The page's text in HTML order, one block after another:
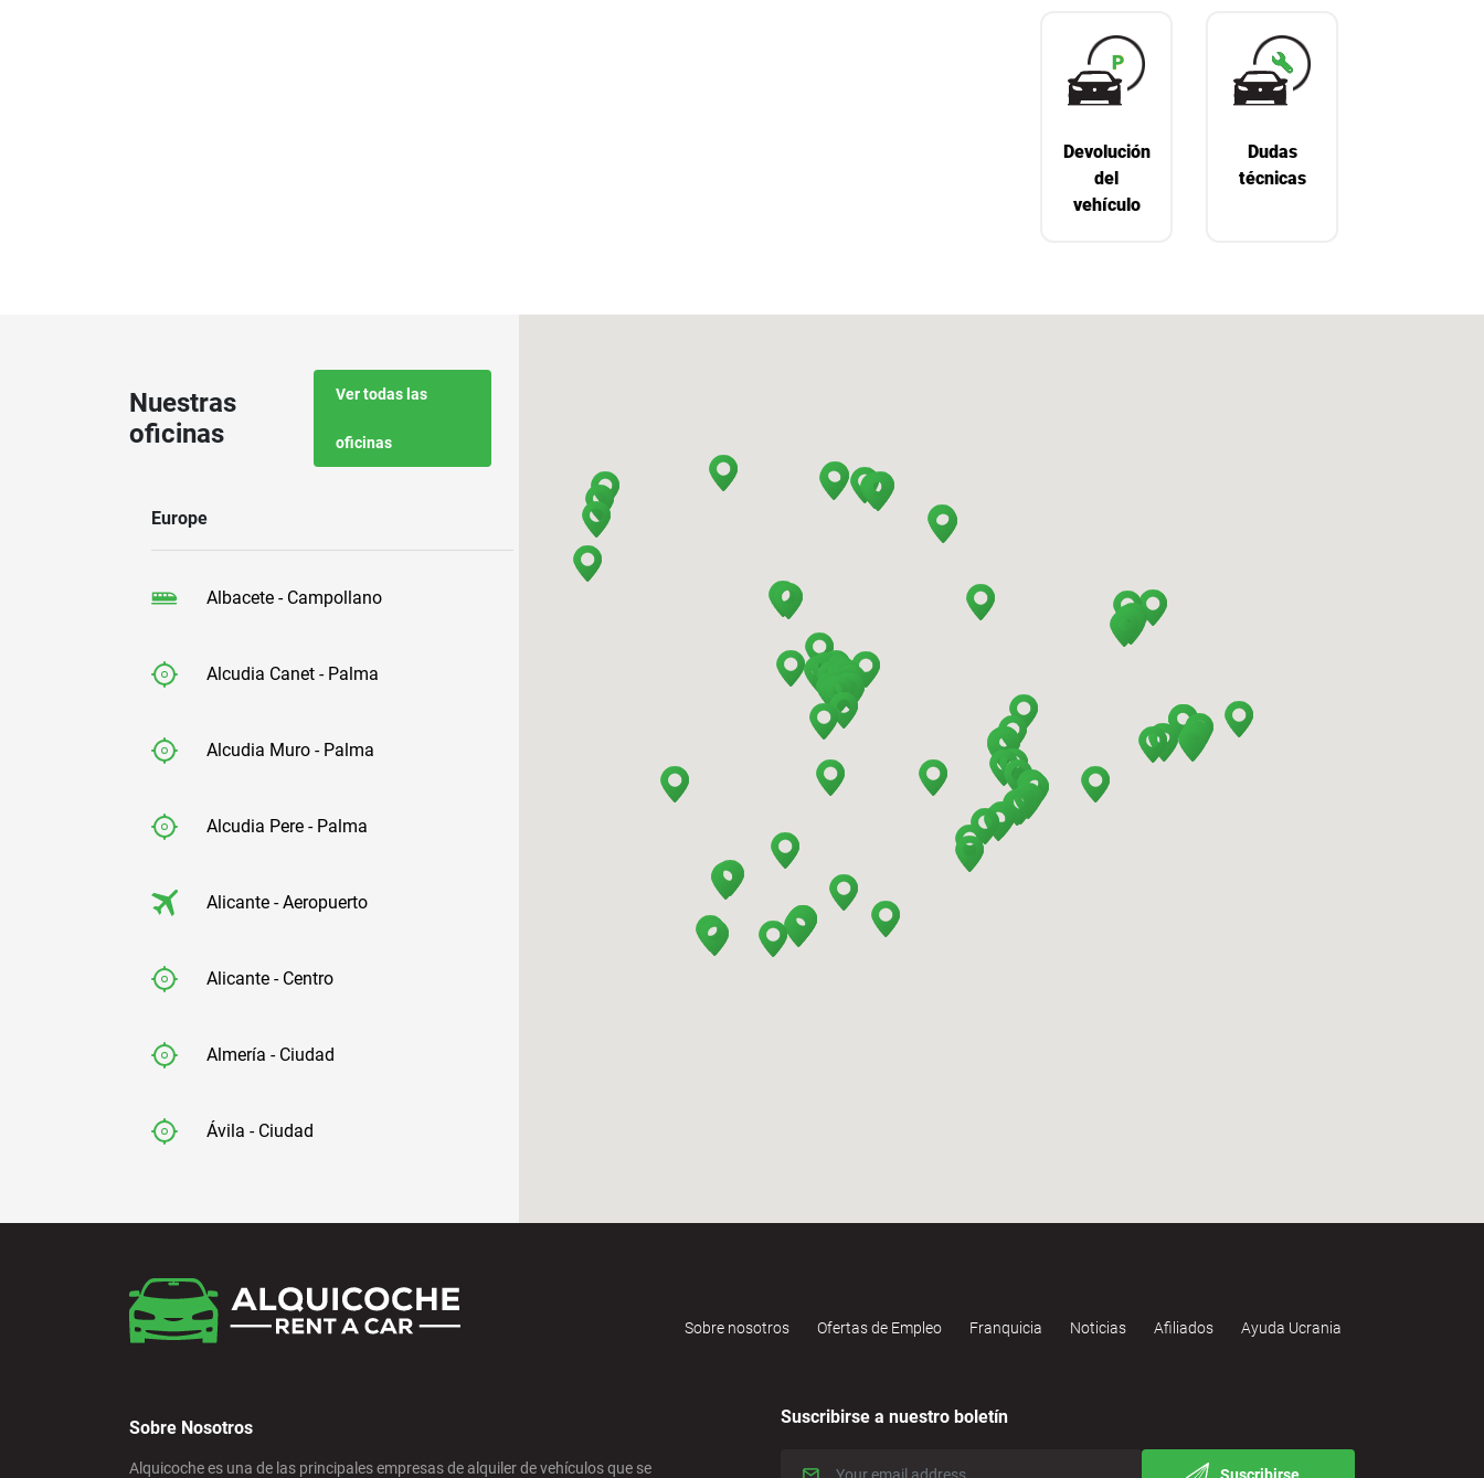
Devolución
del
vehículo
Dudas
técnicas
Nuestras
oficinas
Ver todas las
oficinas
Europe
Albacete - Campollano
Alcudia Canet - Palma
Alcudia Muro - Palma
Alcudia Pere - Palma
Alicante - Aeropuerto
Alicante - Centro
Almería - Ciudad
Ávila - Ciudad
Barcelona - Aeropuerto
Barcelona - Estación de Sants
Sobre nosotros Ofertas de Empleo Franquicia Noticias Afiliados Ayuda Ucrania
Sobre Nosotros
Alquicoche es una de las principales empresas de alquiler de vehículos que se
Suscribirse a nuestro boletín